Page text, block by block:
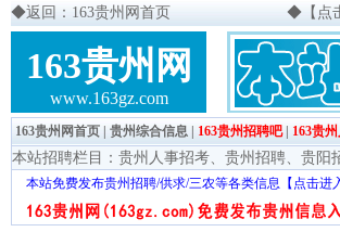
◆返回：163贵州网首页 ◆ 【
163贵州网
www.163gz.com
163贵州网首页 贵州综合信息 163贵州招聘吧| 163贵
本站招聘栏目： 贵州人事招考、 贵州招聘、 贵阳
本站免费发布贵州招聘/供求/三农等各类信息【点击进